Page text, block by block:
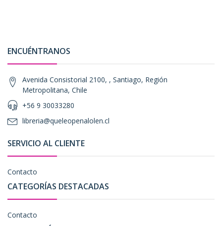
ENCUÉNTRANOS
Avenida Consistorial 2100, , Santiago, Región
Metropolitana, Chile
+56 9 30033280
libreria@queleopenalolen.cl
SERVICIO AL CLIENTE
Contacto
CATEGORÍAS DESTACADAS
Contacto